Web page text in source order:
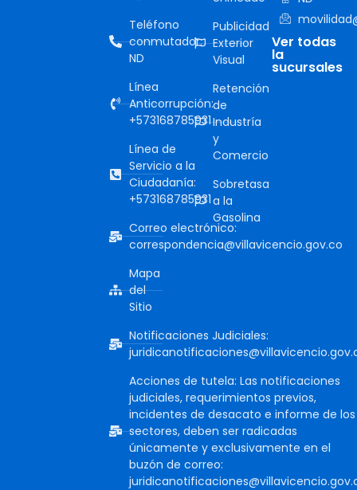
Teléfono
conmutador:
ND
Línea
Anticorrupción:
+573168785931
Línea de
Servicio a la
Ciudadanía:
+573168785931
Correo electrónico:
correspondencia@villavicencio.gov.co
Mapa
del
Sitio
Notificaciones Judiciales:
Acciones de tutela: Las notificaciones
judiciales, requerimientos previos,
incidentes de desacato e informe de los
sectores, deben ser radicadas
únicamente y exclusivamente en el
buzón de correo:
Publicidad
Exterior
Visual
Retención
de
Industría
y
Comercio
Sobretasa
a la
Gasolina
Ver todas
la
sucursales